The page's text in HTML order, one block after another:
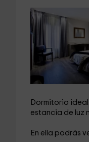
Dormitorio
estancia de luz
En ella podrás